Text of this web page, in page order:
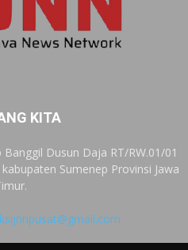
KITA
Dusun Daja RT/RW.01/01
Sumenep Provinsi Jawa